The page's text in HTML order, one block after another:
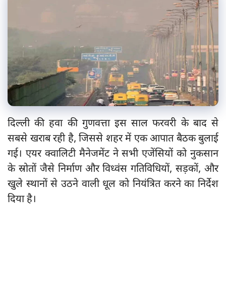
दिल्ली की हवा की गुणवत्ता इस साल फरवरी के बाद से
सबसे खराब रही है, जिससे शहर में एक आपात बैठक बुलाई
गई। एयर क्वालिटी मैनेजमेंट ने सभी एजेंसियों को नुकसान
के स्रोतों जैसे निर्माण और विध्वंस गतिविधियों, सड़कों, और
खुले स्थानों से उठने वाली धूल को नियंत्रित करने का निर्देश
दिया है।